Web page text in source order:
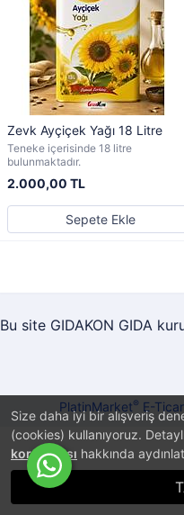
Size daha iyi bir alışveriş
(cookies) kullanıyoruz.
korunması hakkında
Zevk Ayçiçek Yağı 18 Litre
Teneke içerisinde 18 litre
bulunmaktadır.
2.000,00 TL
Sepete Ekle
Bu site GIDAKON GIDA
PlatinMarket® E-